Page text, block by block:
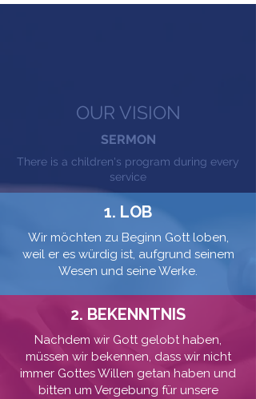
OUR VISION
SERMON
There is a children's program during every
service
1. LOB
Wir möchten zu Beginn Gott loben,
weil er es würdig ist, aufgrund seinem
Wesen und seine Werke.
2. BEKENNTNIS
Nachdem wir Gott gelobt haben,
müssen wir bekennen, dass wir nicht
immer Gottes Willen getan haben und
bitten um Vergebung für unsere